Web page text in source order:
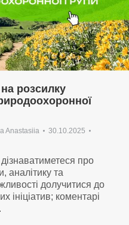
розсилку
Anastasiia
30.10.2025
про
аналітику та
долучитися до
ініціатив; коментарі